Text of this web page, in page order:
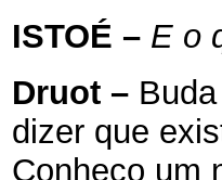
ISTOÉ – E o
Druot –
dizer que
Conheço um